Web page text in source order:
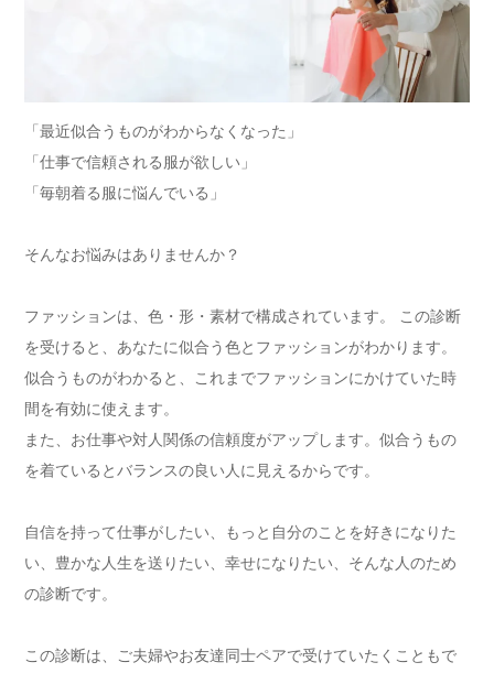
「最近似合うものがわからなくなった」
「仕事で信頼される服が欲しい」
「毎朝着る服に悩んでいる」
そんなお悩みはありませんか？
ファッションは、色・形・素材で構成されています。 この診断
を受けると、あなたに似合う色とファッションがわかります。
似合うものがわかると、これまでファッションにかけていた時
間を有効に使えます。
また、お仕事や対人関係の信頼度がアップします。似合うもの
を着ているとバランスの良い人に見えるからです。
自信を持って仕事がしたい、もっと自分のことを好きになりた
い、豊かな人生を送りたい、幸せになりたい、そんな人のため
の診断です。
この診断は、ご夫婦やお友達同士ペアで受けていたくこともで